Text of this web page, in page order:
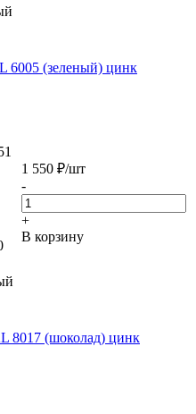
6005 (зеленый) цинк
1 550 ₽/шт
-
+
В корзину
8017 (шоколад) цинк